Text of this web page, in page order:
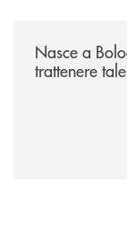
Nasce a
trattenere